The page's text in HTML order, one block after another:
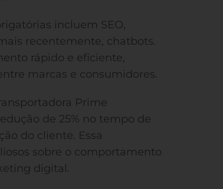
incluem SEO,
recentemente, chatbots.
rápido e eficiente,
marcas e consumidores.
Prime
de 25% no tempo de
do cliente. Essa
sobre o comportamento
digital.